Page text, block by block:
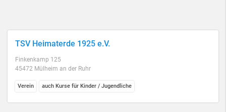
TSV Heimaterde 1925 e.V.
Finkenkamp 125
45472 Mülheim an der Ruhr
Verein auch Kurse für Kinder / Jugendliche